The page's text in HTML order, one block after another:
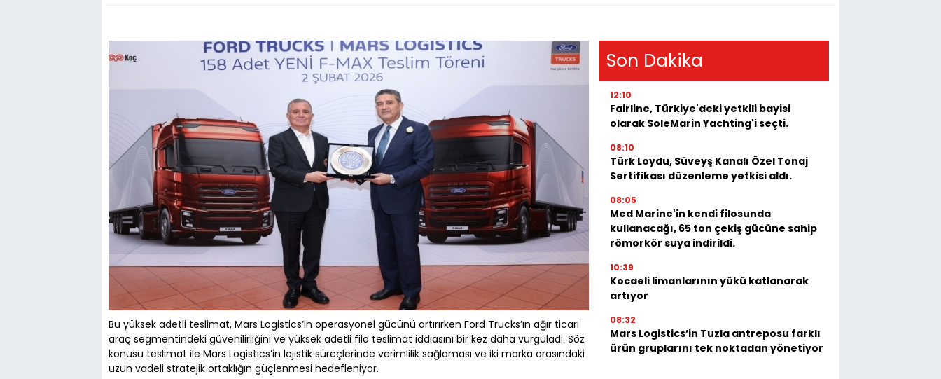
Bu yüksek adetli teslimat, Mars Logistics’in operasyonel gücünü artırırken Ford Trucks’ın ağır ticari
araç segmentindeki güvenilirliğini ve yüksek adetli filo teslimat iddiasını bir kez daha vurguladı. Söz
konusu teslimat ile Mars Logistics’in lojistik süreçlerinde verimlilik sağlaması ve iki marka arasındaki
uzun vadeli stratejik ortaklığın güçlenmesi hedefleniyor.
Son Dakika
12:10
Fairline, Türkiye'deki yetkili bayisi
olarak SoleMarin Yachting'i seçti.
08:10
Türk Loydu, Süveyş Kanalı Özel Tonaj
Sertifikası düzenleme yetkisi aldı.
08:05
Med Marine'in kendi filosunda
kullanacağı, 65 ton çekiş gücüne sahip
römorkör suya indirildi.
10:39
Kocaeli limanlarının yükü katlanarak
artıyor
08:32
Mars Logistics’in Tuzla antreposu farklı
ürün gruplarını tek noktadan yönetiyor